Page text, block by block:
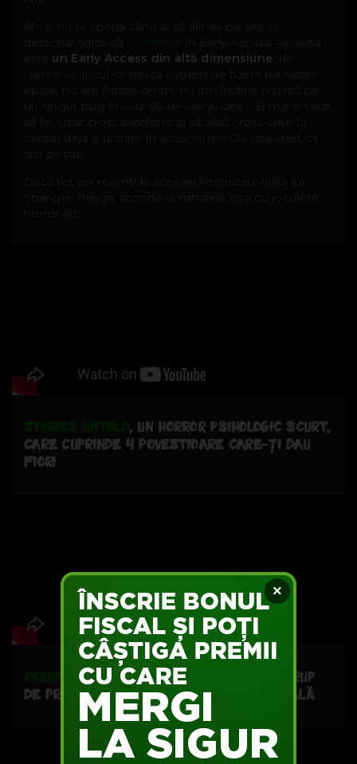
×
Ah, și nu te speria când ai să afli de pe site-ul
dezvoltatorilor că
e în Early Access – acesta
este un Early Access din altă dimensiune , de
vreme ce jocul se mișcă extrem de fluent pe setări
epice, nu are
frame drops
, nu am întâlnit nici măcar
un singur bug în cele 68 de ore jucate... Și mai e setat
să fie jucat
cross-platform și să aibă cross-save
existat deja o testare în acest sens)! Cu asta cred că
am zis tot!
Dacă tot voi resimți la aceeași intensitate lipsa lui
Stranger Things, scot de la naftalină lista cu joculețe
, UN HORROR PSIHOLOGIC SCURT,
CARE CUPRINDE 4 POVESTIOARE CARE-ȚI DAU
FIORI;
OXENFREE, CARE SPUNE POVESTEA UNUI GRUP
DE PRIETENI ȘI AVENTURA LOR PARANORMALĂ;